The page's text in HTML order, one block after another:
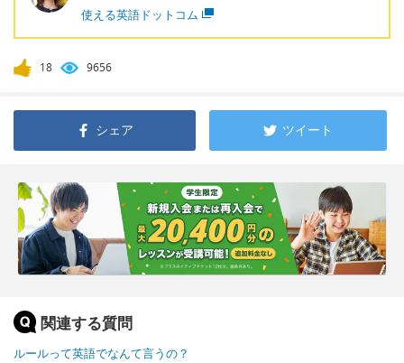
使える英語ドットコム
18 9656
シェア ツイート
関連する質問
ルールって英語でなんて言うの？